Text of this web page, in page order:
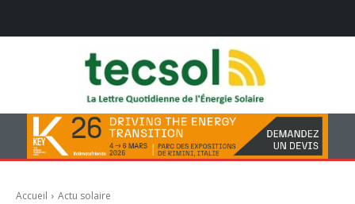
Accueil Actu solaire